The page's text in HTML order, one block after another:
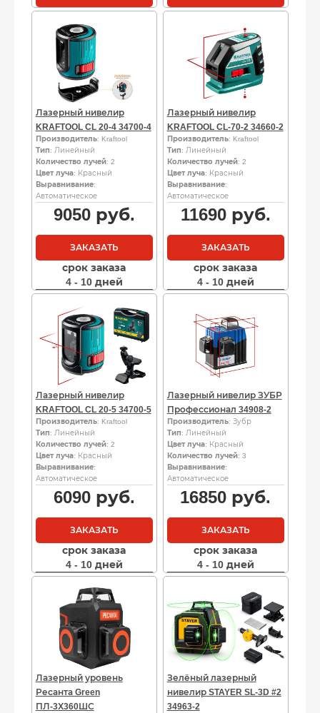
Лазерный нивелир
KRAFTOOL CL 20-4 34700-4
Производитель: Kraftool
Тип: Линейный
Количество лучей: 2
Цвет луча: Красный
Выравнивание:
Автоматическое
9050руб.
ЗАКАЗАТЬ
срок заказа
4 - 10 дней
Лазерный нивелир
KRAFTOOL CL-70-2 34660-2
Производитель: Kraftool
Тип: Линейный
Количество лучей: 2
Цвет луча: Красный
Выравнивание:
Автоматическое
11690руб.
ЗАКАЗАТЬ
срок заказа
4 - 10 дней
Лазерный нивелир
KRAFTOOL CL 20-5 34700-5
Производитель: Kraftool
Тип: Линейный
Количество лучей: 2
Цвет луча: Красный
Выравнивание:
Автоматическое
6090руб.
ЗАКАЗАТЬ
срок заказа
4 - 10 дней
Лазерный нивелир ЗУБР
Профессионал 34908-2
Производитель: Зубр
Тип: Линейный
Цвет луча: Красный
Количество лучей: 3
Выравнивание:
Автоматическое
16850 руб.
ЗАКАЗАТЬ
срок заказа
4 - 10 дней
Лазерный уровень
Ресанта Green
ПЛ-3Х360ШС
Зелёный лазерный
нивелир STAYER SL-3D #2
34963-2